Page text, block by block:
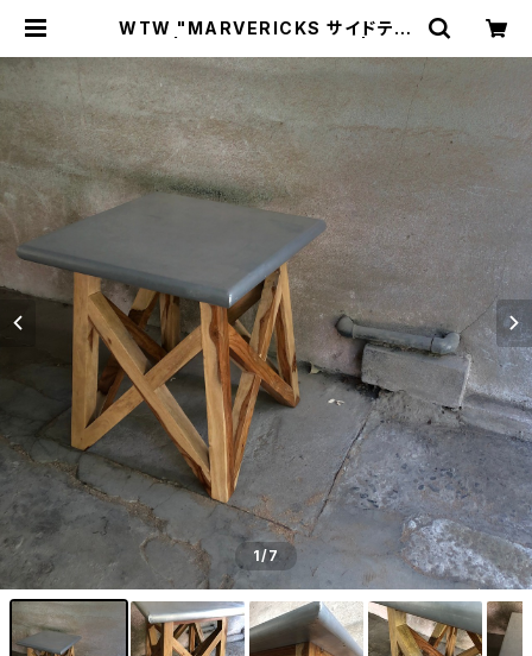
WTW "MARVERICKS サイドテー
区神楽坂のリサイクルショップ・古着
1/7